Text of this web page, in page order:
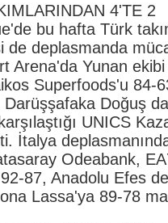
4'TE 2
bu hafta Türk
de deplasmanda
Arena'da Yunan ekibi
Superfoods'u 84-
Doğuş
UNICS
İtalya
Odeabank,
87, Anadolu Efes
Lassa'ya 89-78